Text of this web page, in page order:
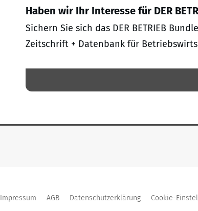
Haben wir Ihr Interesse für DER
Sichern Sie sich das DER BETRIEB Bundle
Zeitschrift + Datenbank für
Impressum AGB Datenschutzerklärung Cookie-